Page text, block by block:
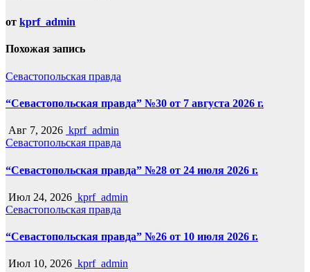
от kprf_admin
Похожая запись
Севастопольская правда
“Севастопольская правда” №30 от 7 августа 2026 г.
Авг 7, 2026 kprf_admin
Севастопольская правда
“Севастопольская правда” №28 от 24 июля 2026 г.
Июл 24, 2026 kprf_admin
Севастопольская правда
“Севастопольская правда” №26 от 10 июля 2026 г.
Июл 10, 2026 kprf_admin